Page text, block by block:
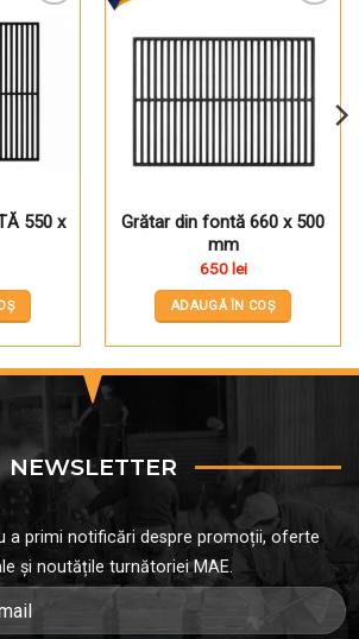
550 x
Grătar din fontă 660 x 500
mm
650 lei
ADAUGĂ ÎN COȘ
NEWSLETTER
a primi notificări despre promoții, oferte
și noutățile turnătoriei MAE.